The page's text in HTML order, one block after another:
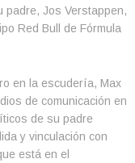
padre, Jos Verstappen,
Red Bull de Fórmula
en la escudería, Max
de comunicación en
de su padre
y vinculación con
está en el